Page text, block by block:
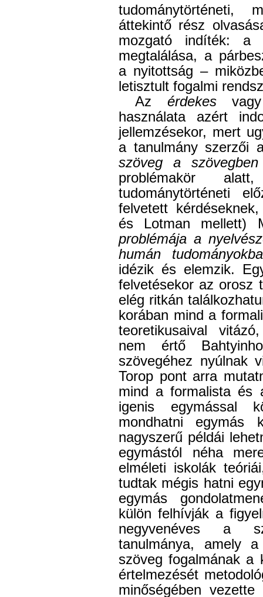
tudománytörténeti,
áttekintő rész
mozgató indíték: a
megtalálása, a
a nyitottság –
letisztult fogalmi
Az érdekes
használata azért
jellemzésekor, mert
a tanulmány szerzői
szöveg a szövegben
problémakör
tudománytörténeti
felvetett
és Lotman mellett)
problémája a
humán
idézik és elemzik.
felvetésekor az orosz
elég ritkán
korában mind a
teoretikusaival
nem értő
szövegéhez nyúlnak
Torop pont arra
mind a formalista és
igenis egymással
mondhatni egymás
nagyszerű példái
egymástól néha
elméleti iskolák
tudtak mégis hatni
egymás
külön felhívják a
negyvenéves a
tanulmánya, amely
szöveg fogalmának a
értelmezését
minőségében